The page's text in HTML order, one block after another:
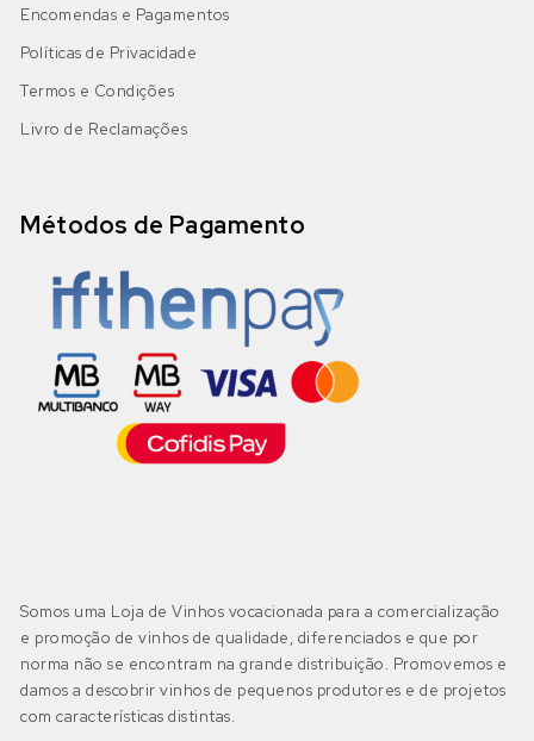
Encomendas e Pagamentos
Políticas de Privacidade
Termos e Condições
Livro de Reclamações
Métodos de Pagamento
Somos uma Loja de Vinhos vocacionada para a comercialização
e promoção de vinhos de qualidade, diferenciados e que por
norma não se encontram na grande distribuição. Promovemos e
damos a descobrir vinhos de pequenos produtores e de projetos
com características distintas.